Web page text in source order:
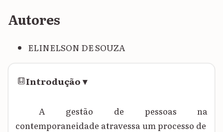
Autores
ELINELSON DE SOUZA
Introdução▾
A gestão de pessoas na
contemporaneidade atravessa um processo de